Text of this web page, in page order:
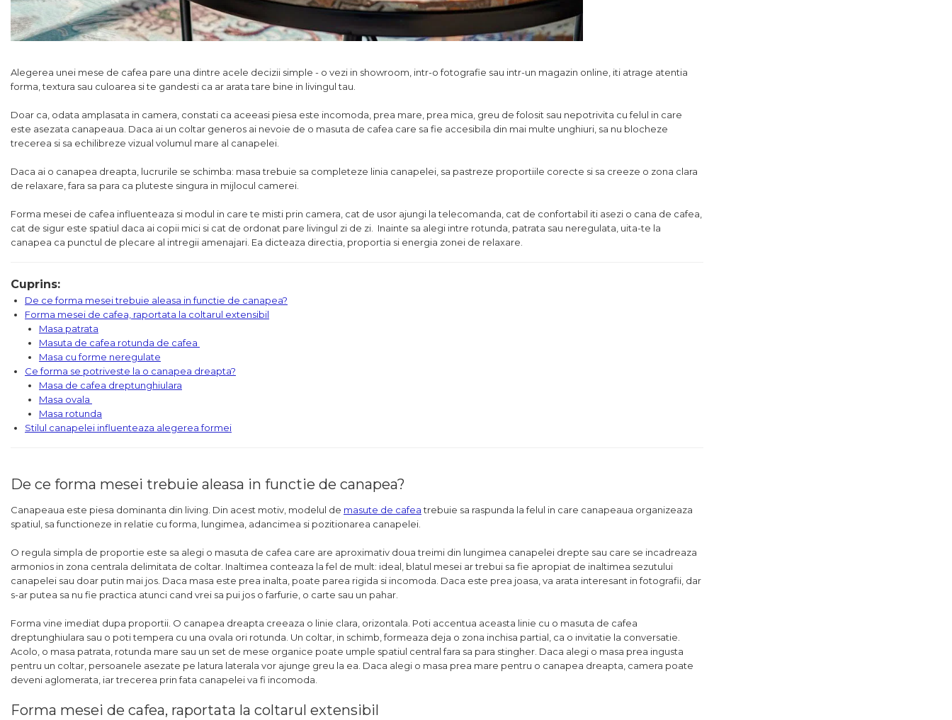
Colectia COMO
Colectia BELLA
Alegerea unei mese de cafea pare una dintre acele decizii simple - o vezi in showroom, intr-o fotografie sau intr-un magazin online, iti atrage atentia
forma, textura sau culoarea si te gandesti ca ar arata tare bine in livingul tau.
Doar ca, odata amplasata in camera, constati ca aceeasi piesa este incomoda, prea mare, prea mica, greu de folosit sau nepotrivita cu felul in care
este asezata canapeaua. Daca ai un coltar generos ai nevoie de o masuta de cafea care sa fie accesibila din mai multe unghiuri, sa nu blocheze
trecerea si sa echilibreze vizual volumul mare al canapelei.
Daca ai o canapea dreapta, lucrurile se schimba: masa trebuie sa completeze linia canapelei, sa pastreze proportiile corecte si sa creeze o zona clara
de relaxare, fara sa para ca pluteste singura in mijlocul camerei.
Forma mesei de cafea influenteaza si modul in care te misti prin camera, cat de usor ajungi la telecomanda, cat de confortabil iti asezi o cana de cafea,
cat de sigur este spatiul daca ai copii mici si cat de ordonat pare livingul zi de zi. Inainte sa alegi intre rotunda, patrata sau neregulata, uita-te la
canapea ca punctul de plecare al intregii amenajari. Ea dicteaza directia, proportia si energia zonei de relaxare.
Cuprins:
De ce forma mesei trebuie aleasa in functie de canapea?
Forma mesei de cafea, raportata la coltarul extensibil
Masa patrata
Masuta de cafea rotunda de cafea
Masa cu forme neregulate
Ce forma se potriveste la o canapea dreapta?
Masa de cafea dreptunghiulara
Masa ovala
Masa rotunda
Stilul canapelei influenteaza alegerea formei
De ce forma mesei trebuie aleasa in functie de canapea?
Canapeaua este piesa dominanta din living. Din acest motiv, modelul de masute de cafeatrebuie sa raspunda la felul in care canapeaua organizeaza
spatiul, sa functioneze in relatie cu forma, lungimea, adancimea si pozitionarea canapelei.
O regula simpla de proportie este sa alegi o masuta de cafea care are aproximativ doua treimi din lungimea canapelei drepte sau care se incadreaza
armonios in zona centrala delimitata de coltar. Inaltimea conteaza la fel de mult: ideal, blatul mesei ar trebui sa fie apropiat de inaltimea sezutului
canapelei sau doar putin mai jos. Daca masa este prea inalta, poate parea rigida si incomoda. Daca este prea joasa, va arata interesant in fotografii, dar
s-ar putea sa nu fie practica atunci cand vrei sa pui jos o farfurie, o carte sau un pahar.
Forma vine imediat dupa proportii. O canapea dreapta creeaza o linie clara, orizontala. Poti accentua aceasta linie cu o masuta de cafea
dreptunghiulara sau o poti tempera cu una ovala ori rotunda. Un coltar, in schimb, formeaza deja o zona inchisa partial, ca o invitatie la conversatie.
Acolo, o masa patrata, rotunda mare sau un set de mese organice poate umple spatiul central fara sa para stingher. Daca alegi o masa prea ingusta
pentru un coltar, persoanele asezate pe latura laterala vor ajunge greu la ea. Daca alegi o masa prea mare pentru o canapea dreapta, camera poate
deveni aglomerata, iar trecerea prin fata canapelei va fi incomoda.
Forma mesei de cafea, raportata la coltarul extensibil